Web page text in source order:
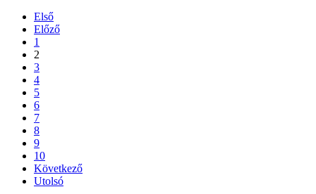
Első
Előző
1
2
3
4
5
6
7
8
9
10
Következő
Utolsó